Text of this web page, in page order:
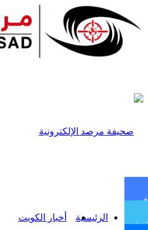
الرئيسية أخبار الكويت
فيسبوك
تويتر